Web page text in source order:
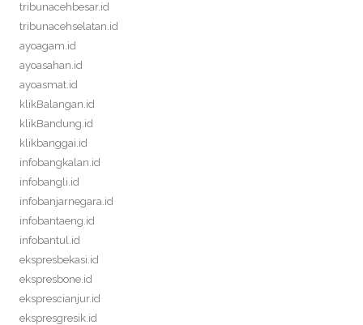
tribunacehbesar.id
tribunacehselatan.id
ayoagam.id
ayoasahan.id
ayoasmat.id
klikBalangan.id
klikBandung.id
klikbanggai.id
infobangkalan.id
infobangli.id
infobanjarnegara.id
infobantaeng.id
infobantul.id
ekspresbekasi.id
ekspresbone.id
eksprescianjur.id
ekspresgresik.id